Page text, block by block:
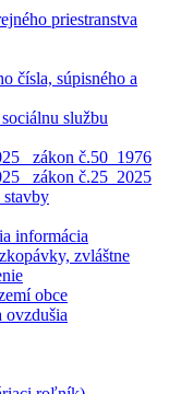
priestranstva
čísla, súpisného a
službu
zákon č.50_1976
zákon č.25_2025
informácia
zvláštne
obce
ovzdušia